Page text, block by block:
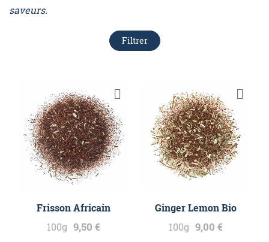
saveurs.
Filtrer
Frisson Africain
100g 9,50 €
Ginger Lemon Bio
100g 9,00 €